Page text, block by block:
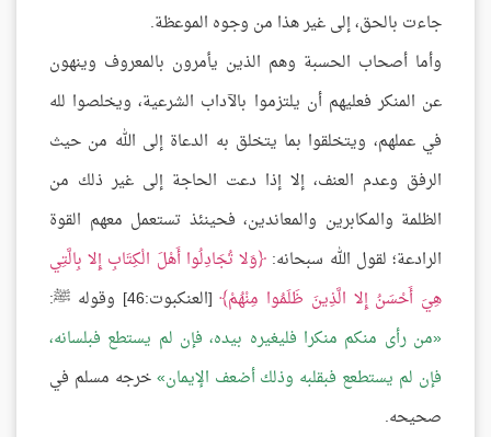
جاءت بالحق، إلى غير هذا من وجوه الموعظة.
وأما أصحاب الحسبة وهم الذين يأمرون بالمعروف وينهون
عن المنكر فعليهم أن يلتزموا بالآداب الشرعية، ويخلصوا لله
في عملهم، ويتخلقوا بما يتخلق به الدعاة إلى الله من حيث
الرفق وعدم العنف، إلا إذا دعت الحاجة إلى غير ذلك من
الظلمة والمكابرين والمعاندين، فحينئذ تستعمل معهم القوة
الرادعة؛ لقول الله سبحانه: وَلا تُجَادِلُوا أَهْلَ الْكِتَابِ إِلا بِالَّتِي
هِيَ أَحْسَنُ إِلا الَّذِينَ ظَلَمُوا مِنْهُمْ [العنكبوت:46] وقوله ﷺ:
من رأى منكم منكرا فليغيره بيده، فإن لم يستطع فبلسانه،
فإن لم يستطعع فبقلبه وذلك أضعف الإيمان خرجه مسلم في
صحيحه.